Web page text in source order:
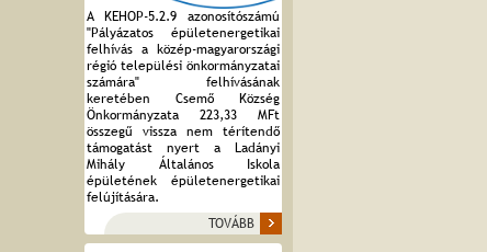
A KEHOP-5.2.9 azonosítószámú
"Pályázatos épületenergetikai
felhívás a közép-magyarországi
régió települési önkormányzatai
számára" felhívásának
keretében Csemő Község
Önkormányzata 223,33 MFt
összegű vissza nem térítendő
támogatást nyert a Ladányi
Mihály Általános Iskola
épületének épületenergetikai
felújítására.
TOVÁBB